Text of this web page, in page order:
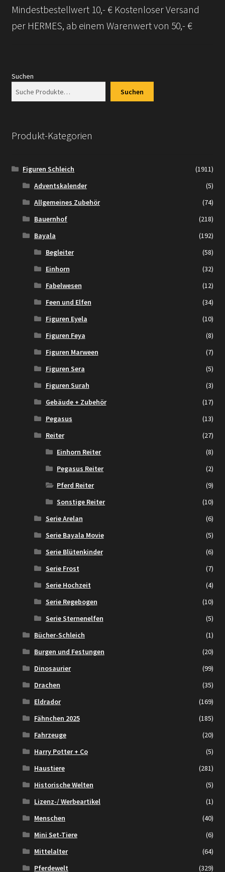
Mindestbestellwert 10,- € Kostenloser Versand
per HERMES, ab einem Warenwert von 50,- €
Suchen
Suchen
Produkt-Kategorien
Figuren Schleich
(1911)
Adventskalender
(5)
Allgemeines Zubehör
(74)
Bauernhof
(218)
Bayala
(192)
Begleiter
(58)
Einhorn
(32)
Fabelwesen
(12)
Feen und Elfen
(34)
Figuren Eyela
(10)
Figuren Feya
(8)
Figuren Marween
(7)
Figuren Sera
(5)
Figuren Surah
(3)
Gebäude + Zubehör
(17)
Pegasus
(13)
Reiter
(27)
Einhorn Reiter
(8)
Pegasus Reiter
(2)
Pferd Reiter
(9)
Sonstige Reiter
(10)
Serie Arelan
(6)
Serie Bayala Movie
(5)
Serie Blütenkinder
(6)
Serie Frost
(7)
Serie Hochzeit
(4)
Serie Regebogen
(10)
Serie Sternenelfen
(5)
Bücher-Schleich
(1)
Burgen und Festungen
(20)
Dinosaurier
(99)
Drachen
(35)
Eldrador
(169)
Fähnchen 2025
(185)
Fahrzeuge
(20)
Harry Potter + Co
(5)
Haustiere
(281)
Historische Welten
(5)
Lizenz-/ Werbeartikel
(1)
Menschen
(40)
Mini Set-Tiere
(6)
Mittelalter
(64)
Pferdewelt
(329)